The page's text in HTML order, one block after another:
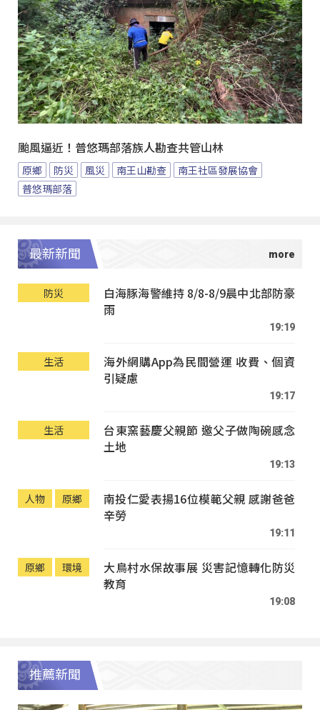
颱風逼近！普悠瑪部落族人勘查共管山林
原鄉 防災 風災 南王山勘查
南王社區發展協會
普悠瑪部落
最新新聞
防災
白海豚海警維持 8/8-8/9晨中北部防豪
雨
19:19
生活
海外網購App為民間營運 收費、個資
引疑慮
19:17
生活
台東窯藝慶父親節 邀父子做陶碗感念
土地
19:13
人物 原鄉
南投仁愛表揚16位模範父親 感謝爸爸
辛勞
19:11
原鄉 環境
大鳥村水保故事展 災害記憶轉化防災
教育
19:08
推薦新聞